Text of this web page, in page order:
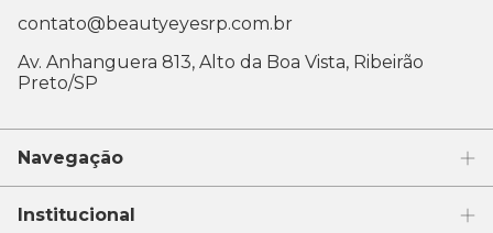
contato@beautyeyesrp.com.br
Av. Anhanguera 813, Alto da Boa Vista, Ribeirão
Preto/SP
Navegação
Institucional